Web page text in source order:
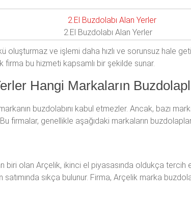
2.El Buzdolabı Alan Yerler
oluşturmaz ve işlemi daha hızlı ve sorunsuz hale
bu hizmeti kapsamlı bir şekilde sunar.
Hangi Markaların
buzdolabını kabul etmezler. Ancak, bazı
firmalar, genellikle aşağıdaki markaların
biri olan Arçelik, ikinci el piyasasında oldukça tercih
sıkça bulunur. Firma, Arçelik marka